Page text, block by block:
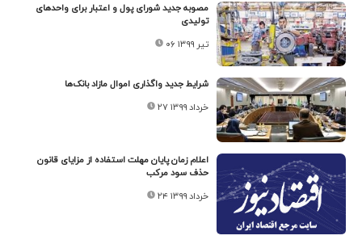
مصوبه جدید شورای پول و اعتبار برای واحدهای
تولیدی
۰۶ تیر ۱۳۹۹
شرایط جدید واگذاری اموال مازاد بانک‌ها
۲۷ خرداد ۱۳۹۹
اعلام زمان پایان مهلت استفاده از مزایای قانون
حذف سود مرکب
۲۴ خرداد ۱۳۹۹